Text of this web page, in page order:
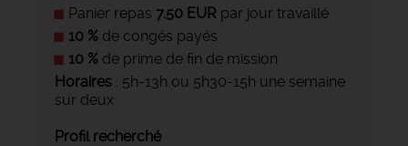
Panier repas 7.50 EUR par jour travaillé
10 % de congés payés
10 % de prime de fin de mission
Horaires : 5h-13h ou 5h30-15h une semaine
sur deux
Profil recherché